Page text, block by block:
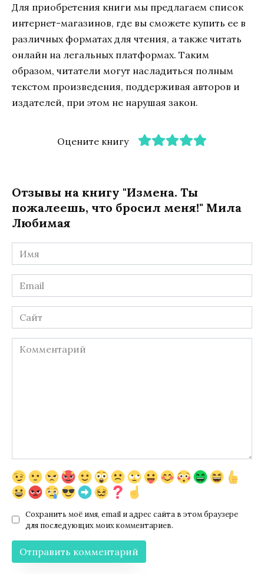
Для приобретения книги мы предлагаем список
интернет-магазинов, где вы сможете купить ее в
различных форматах для чтения, а также читать
онлайн на легальных платформах. Таким
образом, читатели могут насладиться полным
текстом произведения, поддерживая авторов и
издателей, при этом не нарушая закон.
Оцените книгу
Отзывы на книгу "Измена. Ты
пожалеешь, что бросил меня!" Мила
Любимая
Имя
*
Email
*
Сайт
Комментарий
Сохранить моё имя, email и адрес сайта в этом браузере
для последующих моих комментариев.